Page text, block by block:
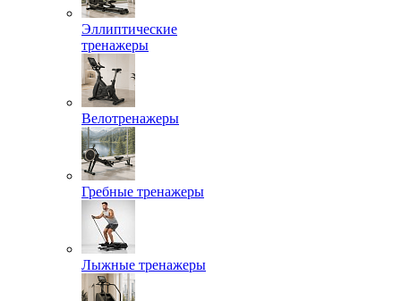
Эллиптические
тренажеры
Велотренажеры
Гребные тренажеры
Лыжные тренажеры